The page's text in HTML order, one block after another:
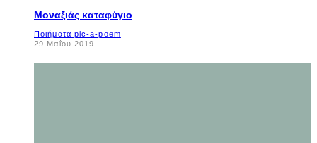
Μοναξιάς καταφύγιο
Ποιήματα pic-a-poem
29 Μαΐου 2019